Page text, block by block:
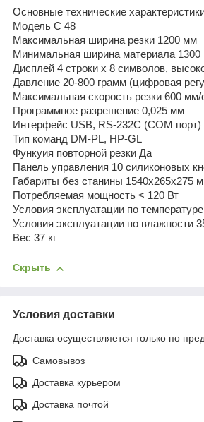
Основные технические
Модель C 48
Максимальная ширина резки 1200 мм
Минимальная ширина материала
Дисплей 4 строки х 8 символов,
Давление 20-800 грамм (цифровая
Максимальная скорость резки 600 мм/
Программное разрешение 0,025 мм
Интерфейс USB, RS-232C (COM порт)
Тип команд DM-PL, HP-GL
Функуия повторной резки Да
Панель управления 10 силиконовых
Габариты без станины 1540х265х275
Потребляемая мощность < 120 Вт
Условия эксплуатации по
Условия эксплуатации по влажности
Вес 37 кг
Скрыть
Условия доставки
Доставка осуществляется только по
Самовывоз
Доставка курьером
Доставка почтой